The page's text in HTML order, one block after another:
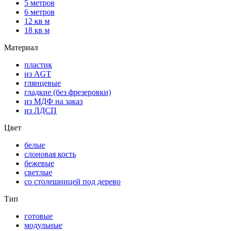
5 метров
6 метров
12 кв м
18 кв м
Материал
пластик
из AGT
глянцевые
гладкие (без фрезеровки)
из МДФ на заказ
из ЛДСП
Цвет
белые
слоновая кость
бежевые
светлые
со столешницей под дерево
Тип
готовые
модульные